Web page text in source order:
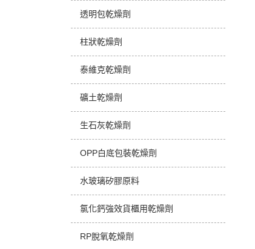
透明包乾燥劑
柱狀乾燥劑
泰維克乾燥劑
礦土乾燥劑
生石灰乾燥劑
OPP白底包裝乾燥劑
水玻璃矽膠原料
氯化鈣強效貨櫃用乾燥劑
RP脫氧乾燥劑